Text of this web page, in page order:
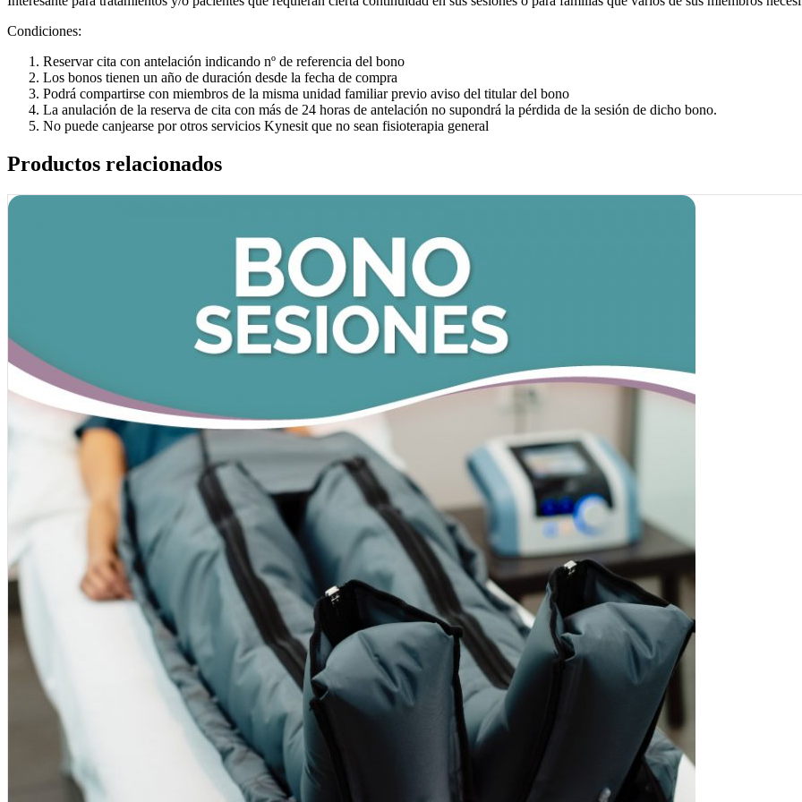
Condiciones:
Reservar cita con antelación indicando nº de referencia del bono
Los bonos tienen un año de duración desde la fecha de compra
Podrá compartirse con miembros de la misma unidad familiar previo aviso del titular del bono
La anulación de la reserva de cita con más de 24 horas de antelación no supondrá la pérdida de la sesión de dicho bono.
No puede canjearse por otros servicios Kynesit que no sean fisioterapia general
Productos relacionados